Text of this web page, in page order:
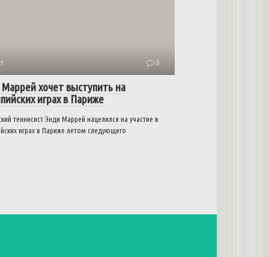
0
хочет выступить на
играх в Париже
теннисист Энди Маррей нацелился на участие в
играх в Париже летом следующего